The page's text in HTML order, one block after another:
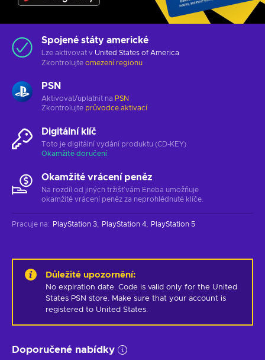
Spojené státy americké
Lze aktivovat v United States of America
Zkontrolujte omezení regionu
PSN
Aktivovat/uplatnit na PSN
Zkontrolujte průvodce aktivací
Digitální klíč
Toto je digitální vydání produktu (CD-KEY)
Okamžité doručení
Okamžité vrácení peněz
Na rozdíl od jiných tržišť vám Eneba umožňuje
okamžité vrácení peněz za neprohlédnuté klíče.
Pracuje na: PlayStation 3 PlayStation 4 PlayStation 5
Důležité upozornění:
No expiration date. Code is valid only for the United
States PSN store. Make sure that your account is
registered to United States.
Doporučené nabídky